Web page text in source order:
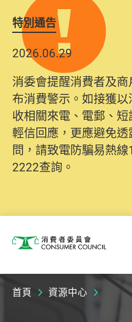
特別通告
2026.06.29
消委會提醒消費者及
布消費警示。如接獲
收相關來電、電郵、
輕信回應，更應避免
問，請致電防騙易熱
2222查詢。
2025.10.31
為提升使用者體驗及
系統已經進行升級及推
10日起，消費者需要
名、電郵及電話）註
詢及建議。所有提交
方便日後作出跟進。
消費者委員會
首頁 資源中心